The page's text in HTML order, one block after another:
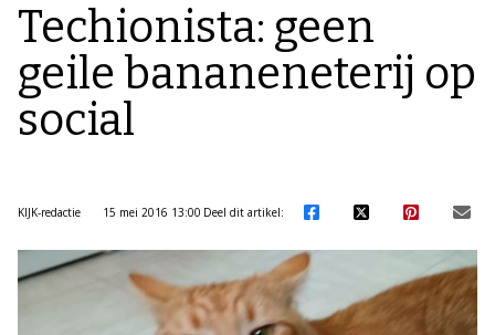
Techionista: geen
geile bananeneterij op
social
KIJK-redactie 15 mei 2016 13:00 Deel dit artikel: